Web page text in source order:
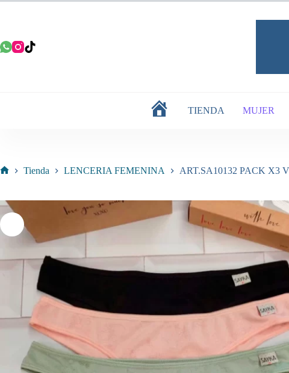
Saltar
INICIO TIENDA MUJER
Tienda LENCERIA FEMENINA ART.SA10132 PACK X3